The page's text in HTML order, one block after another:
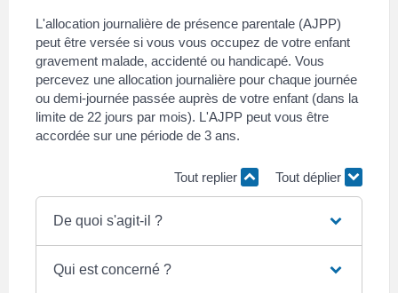
L'allocation journalière de présence parentale (AJPP)
peut être versée si vous vous occupez de votre enfant
gravement malade, accidenté ou handicapé. Vous
percevez une allocation journalière pour chaque journée
ou demi-journée passée auprès de votre enfant (dans la
limite de 22 jours par mois). L'AJPP peut vous être
accordée sur une période de 3 ans.
Tout replier Tout déplier
De quoi s'agit-il ?
Qui est concerné ?